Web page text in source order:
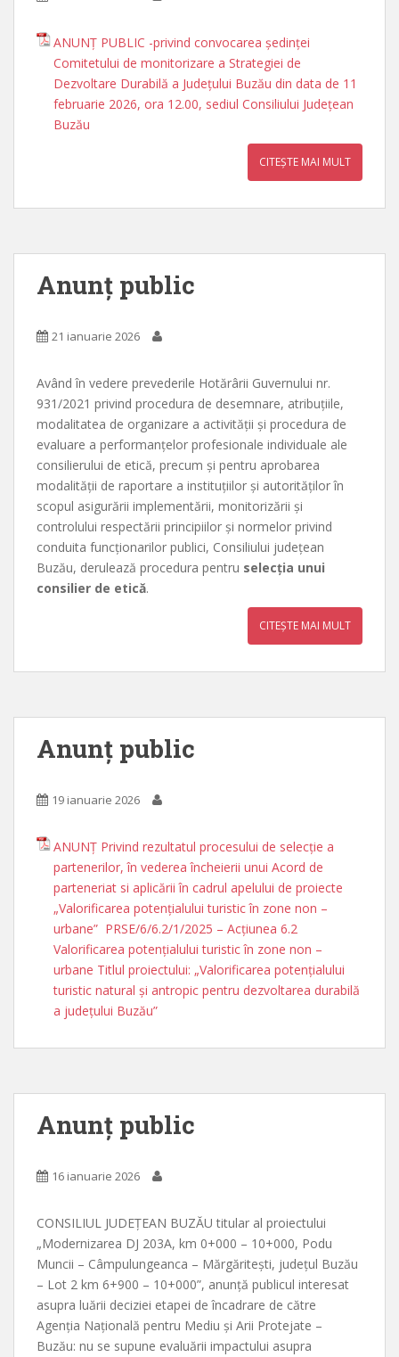
ANUNŢ PUBLIC -privind convocarea ședinței
Comitetului de monitorizare a Strategiei de
Dezvoltare Durabilă a Județului Buzău din data de 11
februarie 2026, ora 12.00, sediul Consiliului Județean
Buzău
CITEȘTE MAI MULT
Anunț public
21 ianuarie 2026
Având în vedere prevederile Hotărârii Guvernului nr.
931/2021 privind procedura de desemnare, atribuțiile,
modalitatea de organizare a activității și procedura de
evaluare a performanțelor profesionale individuale ale
consilierului de etică, precum și pentru aprobarea
modalității de raportare a instituțiilor și autorităților în
scopul asigurării implementării, monitorizării și
controlului respectării principiilor și normelor privind
conduita funcționarilor publici, Consiliului judeţean
Buzău, derulează procedura pentru selecția unui
consilier de etică.
CITEȘTE MAI MULT
Anunț public
19 ianuarie 2026
ANUNȚ Privind rezultatul procesului de selecție a
partenerilor, în vederea încheierii unui Acord de
parteneriat si aplicării în cadrul apelului de proiecte
„Valorificarea potențialului turistic în zone non –
urbane” PRSE/6/6.2/1/2025 – Acțiunea 6.2
Valorificarea potențialului turistic în zone non –
urbane Titlul proiectului: „Valorificarea potenţialului
turistic natural și antropic pentru dezvoltarea durabilă
a județului Buzău”
Anunț public
16 ianuarie 2026
CONSILIUL JUDEȚEAN BUZĂU titular al proiectului
„Modernizarea DJ 203A, km 0+000 – 10+000, Podu
Muncii – Câmpulungeanca – Mărgăritești, județul Buzău
– Lot 2 km 6+900 – 10+000”, anunță publicul interesat
asupra luării deciziei etapei de încadrare de către
Agenția Națională pentru Mediu și Arii Protejate –
Buzău: nu se supune evaluării impactului asupra